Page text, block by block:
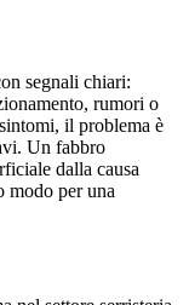
segnali chiari:
rumori o
il problema è
Un fabbro
dalla causa
modo per una